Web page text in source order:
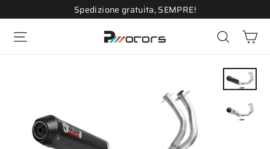
direttamente
contenuti
Spedizione gratuita, SEMPRE!
Navigazione del sito Cerca